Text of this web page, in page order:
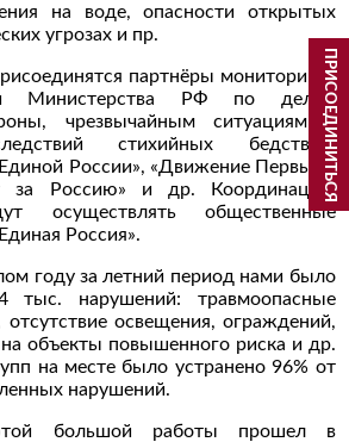
на воде, опасности открытых
угрозах и пр.
партнёры мониторинга
Министерства РФ по делам
чрезвычайным ситуациям и
стихийных бедствий,
России», «Движение Первых»,
за Россию» и др. Координацию
осуществлять общественные
Россия».
году за летний период нами было
тыс. нарушений: травмоопасные
освещения, ограждений,
объекты повышенного риска и др.
на месте было устранено 96% от
нарушений.
большой работы прошел в
ПРИСОЕДИНИТЬСЯ